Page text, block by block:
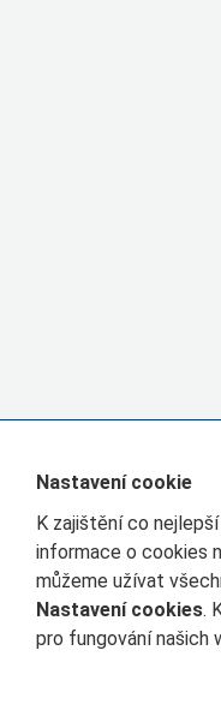
Nastavení cookie
K zajištění co
informace o cookies
můžeme užívat
Nastavení cookies.
pro fungování našich